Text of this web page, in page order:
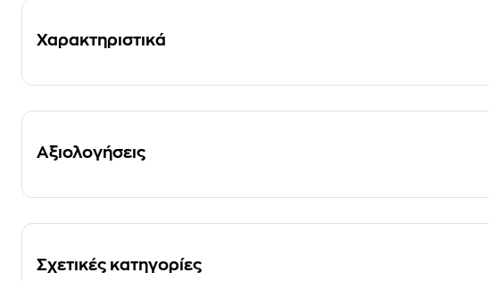
Χαρακτηριστικά
Αξιολογήσεις
Σχετικές κατηγορίες